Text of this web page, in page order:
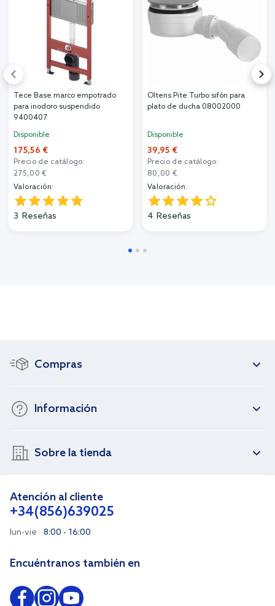
Tece Base marco empotrado
para inodoro suspendido
9400407
Disponible
175,56 €
Precio de catálogo:
275,00 €
Valoración:
3 Reseñas
Oltens Pite Turbo sifón para
plato de ducha 08002000
Disponible
39,95 €
Precio de catálogo:
80,00 €
Valoración:
4 Reseñas
Compras
Información
Sobre la tienda
Atención al cliente
+34(856)639025
lun-vie 8:00 - 16:00
Encuéntranos también en